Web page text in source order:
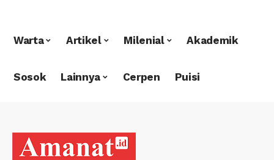
Warta Artikel Milenial Akademik
Sosok Lainnya Cerpen Puisi